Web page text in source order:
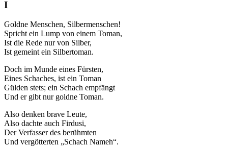
I
Goldne Menschen, Silbermenschen!
Spricht ein Lump von einem Toman,
Ist die Rede nur von Silber,
Ist gemeint ein Silbertoman.
Doch im Munde eines Fürsten,
Eines Schaches, ist ein Toman
Gülden stets; ein Schach empfängt
Und er gibt nur goldne Toman.
Also denken brave Leute,
Also dachte auch Firdusi,
Der Verfasser des berühmten
Und vergötterten „Schach Nameh“.